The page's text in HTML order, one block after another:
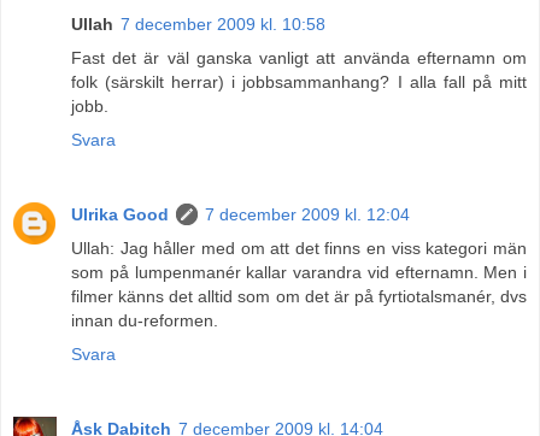
Ullah 7 december 2009 kl. 10:58
Fast det är väl ganska vanligt att använda efternamn om
folk (särskilt herrar) i jobbsammanhang? I alla fall på mitt
jobb.
Svara
Ulrika Good
7 december 2009 kl. 12:04
Ullah: Jag håller med om att det finns en viss kategori män
som på lumpenmanér kallar varandra vid efternamn. Men i
filmer känns det alltid som om det är på fyrtiotalsmanér, dvs
innan du-reformen.
Svara
Åsk Dabitch 7 december 2009 kl. 14:04